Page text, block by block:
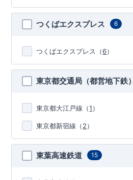
つくばエクスプレス 6
つくばエクスプレス （6）
東京都交通局（都営地下鉄）
東京都大江戸線 （1）
東京都新宿線 （2）
東葉高速鉄道 15